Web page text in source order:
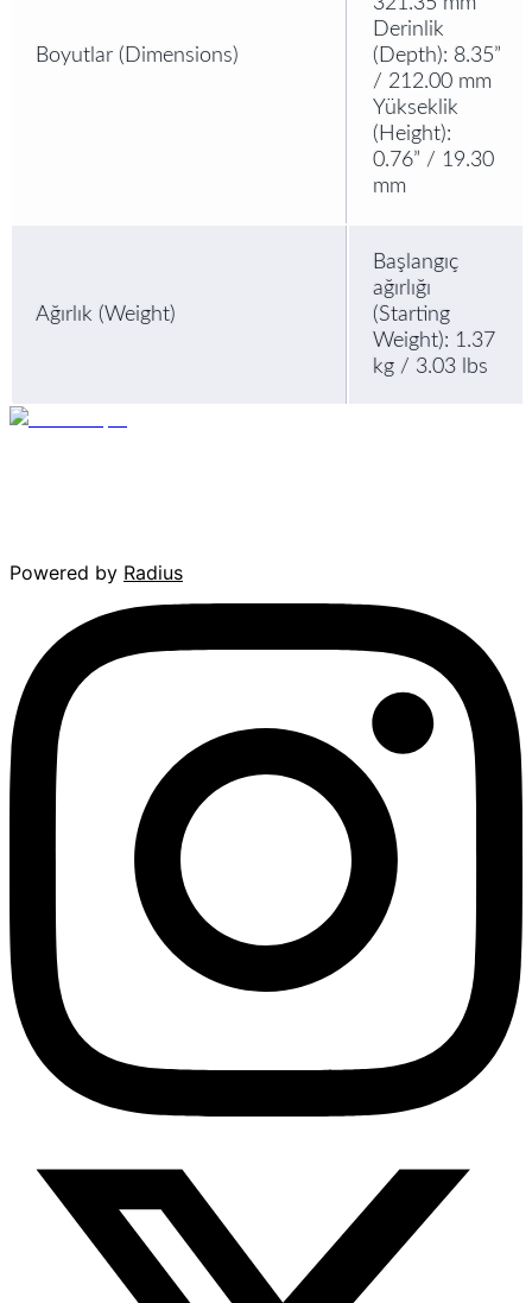
Boyutlar (Dimensions)
Derinlik
(Depth): 8.35”
/ 212.00 mm
Yükseklik
(Height):
0.76” / 19.30
mm
Ağırlık (Weight)
Başlangıç
ağırlığı
(Starting
Weight): 1.37
kg / 3.03 lbs
Powered by Radius